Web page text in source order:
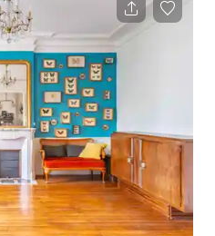
hauteur) et son atmosphère
lieu plein de caractère, parfait
des tournages